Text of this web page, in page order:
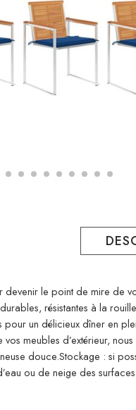
le point de mire de
résistantes à la
pour un délicieux dîner en
meubles d’extérieur,
douce.Stockage : si
ou de neige des